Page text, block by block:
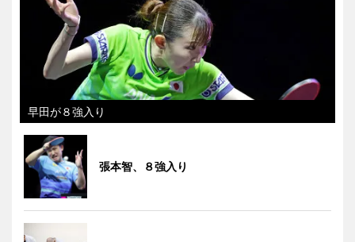
早田が８強入り
張本智、８強入り